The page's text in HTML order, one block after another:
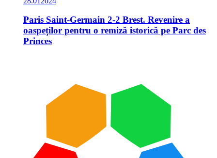
Paris Saint-Germain 2-2 Brest. Revenire a
oaspeților pentru o remiză istorică pe Parc des
Princes